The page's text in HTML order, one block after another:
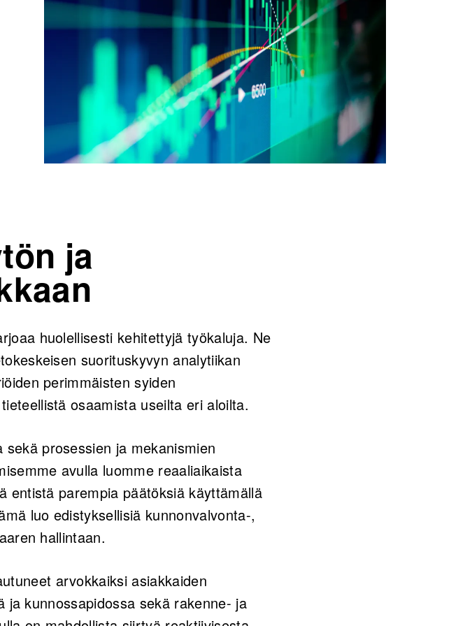
ja
huolellisesti kehitettyjä työkaluja. Ne
suorituskyvyn analytiikan
perimmäisten syiden
osaamista useilta eri aloilta.
prosessien ja mekanismien
avulla luomme reaaliaikaista
entistä parempia päätöksiä käyttämällä
luo edistyksellisiä kunnonvalvonta-,
hallintaan.
arvokkaiksi asiakkaiden
kunnossapidossa sekä rakenne- ja